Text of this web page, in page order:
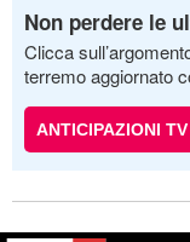
Non perdere le
Clicca
terremo aggiornato
ANTICIPAZIONI TV